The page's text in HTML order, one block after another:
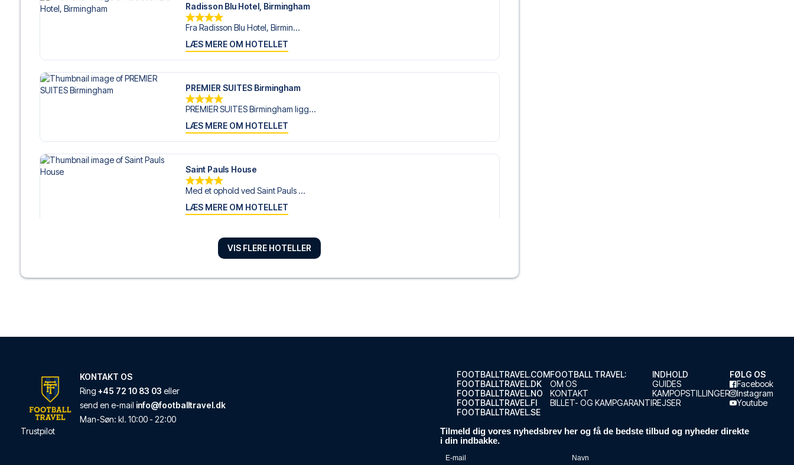
Radisson Blu Hotel, Birmingham
Fra Radisson Blu Hotel, Birmin...
LÆS MERE OM HOTELLET
PREMIER SUITES Birmingham
PREMIER SUITES Birmingham ligg...
LÆS MERE OM HOTELLET
Saint Pauls House
Med et ophold ved Saint Pauls ...
LÆS MERE OM HOTELLET
Hyatt Regency Birmingham
VIS FLERE HOTELLER
KONTAKT OS
Ring +45 72 10 83 03 eller
send en e-mail info@footballtravel.dk
Man-Søn: kl. 10:00 - 22:00
Trustpilot
FOOTBALLTRAVEL.COM
FOOTBALLTRAVEL.DK
FOOTBALLTRAVEL.NO
FOOTBALLTRAVEL.FI
FOOTBALLTRAVEL.SE
FOOTBALL TRAVEL:
OM OS
KONTAKT
BILLET- OG KAMPGARANTI
INDHOLD
GUIDES
KAMPOPSTILLINGER
REJSER
FØLG OS
Facebook
Instagram
Youtube
Tilmeld dig vores nyhedsbrev her og få de bedste tilbud og nyheder direkte
i din indbakke.
E-mail Navn